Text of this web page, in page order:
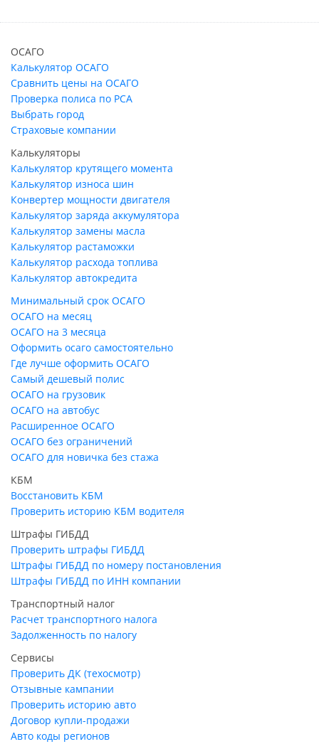
ОСАГО
Калькулятор ОСАГО
Сравнить цены на ОСАГО
Проверка полиса по РСА
Выбрать город
Страховые компании
Калькуляторы
Калькулятор крутящего момента
Калькулятор износа шин
Конвертер мощности двигателя
Калькулятор заряда аккумулятора
Калькулятор замены масла
Калькулятор растаможки
Калькулятор расхода топлива
Калькулятор автокредита
Минимальный срок ОСАГО
ОСАГО на месяц
ОСАГО на 3 месяца
Оформить осаго самостоятельно
Где лучше оформить ОСАГО
Самый дешевый полис
ОСАГО на грузовик
ОСАГО на автобус
Расширенное ОСАГО
ОСАГО без ограничений
ОСАГО для новичка без стажа
КБМ
Восстановить КБМ
Проверить историю КБМ водителя
Штрафы ГИБДД
Проверить штрафы ГИБДД
Штрафы ГИБДД по номеру постановления
Штрафы ГИБДД по ИНН компании
Транспортный налог
Расчет транспортного налога
Задолженность по налогу
Сервисы
Проверить ДК (техосмотр)
Отзывные кампании
Проверить историю авто
Договор купли-продажи
Авто коды регионов